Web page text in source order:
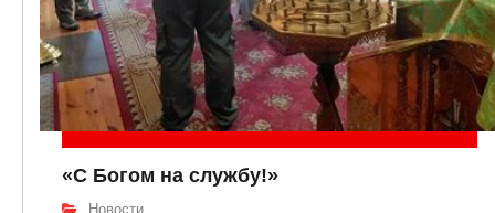
«С Богом на службу!»
Новости